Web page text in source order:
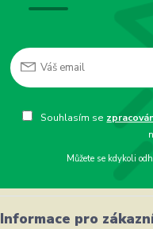
Souhlasím se
Můžete se kdykoli
Informace pro